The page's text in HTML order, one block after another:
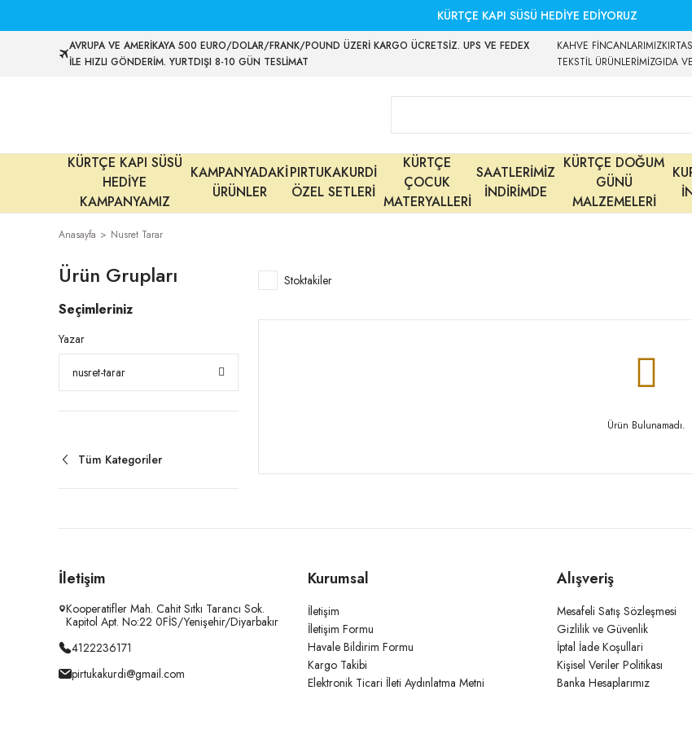
KÜRTÇE KAPI SÜSÜ HEDİYE EDİYORUZ
AVRUPA VE AMERİKAYA 500 EURO/DOLAR/FRANK/POUND ÜZERİ KARGO ÜCRETSİZ. UPS VE FEDEX
İLE HIZLI GÖNDERİM. YURTDIŞI 8-10 GÜN TESLİMAT
KAHVE FİNCANLARIMIZ
TEKSTİL ÜRÜNLERİMİZGIDA
KÜRTÇE KAPI SÜSÜ
HEDİYE
KAMPANYAMIZ
KAMPANYADAKİ
ÜRÜNLER
PIRTUKAKURDİ
ÖZEL SETLERİ
KÜRTÇE
ÇOCUK
MATERYALLERİ
SAATLERİMİZ
İNDİRİMDE
KÜRTÇE DOĞUM
GÜNÜ
MALZEMELERİ
Anasayfa Nusret Tarar
Ürün Grupları
Seçimleriniz
Yazar
nusret-tarar
Tüm Kategoriler
Stoktakiler
Ürün Bulunamadı.
İletişim
Kooperatifler Mah. Cahit Sıtkı Tarancı Sok.
Kapitol Apt. No:22 0FİS/Yenişehir/Diyarbakır
4122236171
pirtukakurdi@gmail.com
Kurumsal
İletişim
İletişim Formu
Havale Bildirim Formu
Kargo Takibi
Elektronik Ticari İleti Aydınlatma Metni
Alışveriş
Mesafeli Satış Sözleşmesi
Gizlilik ve Güvenlik
İptal İade Koşullari
Kişisel Veriler Politikası
Banka Hesaplarımız